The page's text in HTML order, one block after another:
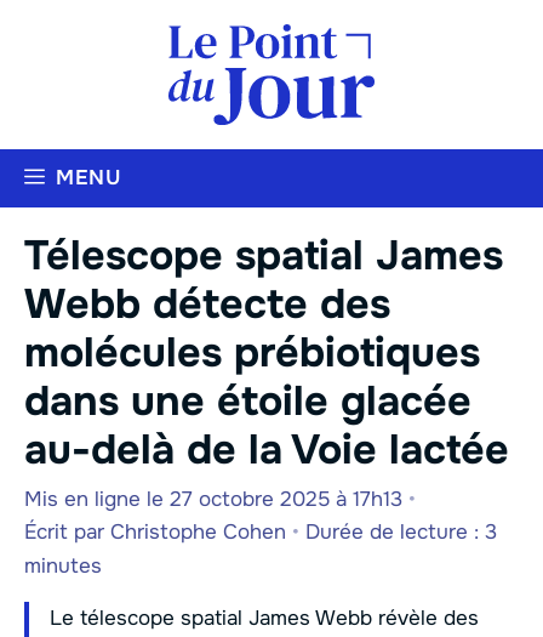
MENU
Télescope spatial James
Webb détecte des
molécules prébiotiques
dans une étoile glacée
au-delà de la Voie lactée
Mis en ligne le 27 octobre 2025 à 17h13 •
Écrit par Christophe Cohen • Durée de lecture : 3
minutes
Le télescope spatial James Webb révèle des